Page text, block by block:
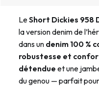
LeShort Dickies 958
la version denim de
dans un denim 100 %
robustesse et
détendue et une
du genou — parfait